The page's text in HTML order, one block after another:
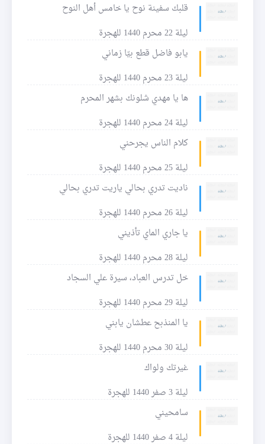
قلبك سفينة نوح يا خامس أهل النوح
ليلة 22 محرم 1440 للهجرة
يابو فاضل قطع بيّا زماني
ليلة 23 محرم 1440 للهجرة
ها يا مهدي شلونك بشهر المحرم
ليلة 24 محرم 1440 للهجرة
كلام الناس يجرحني
ليلة 25 محرم 1440 للهجرة
ناديت تدري بحالي ياريت تدري بحالي
ليلة 26 محرم 1440 للهجرة
يا جاري الماي تأذيني
ليلة 28 محرم 1440 للهجرة
خل تدرس العباد، سيرة علي السجاد
ليلة 29 محرم 1440 للهجرة
يا المنذبح عطشان يابني
ليلة 30 محرم 1440 للهجرة
غيرتك ولواك
ليلة 3 صفر 1440 للهجرة
سامحيني
ليلة 4 صفر 1440 للهجرة